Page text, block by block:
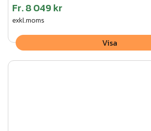
Fr.8 049 kr
exkl.moms
Visa